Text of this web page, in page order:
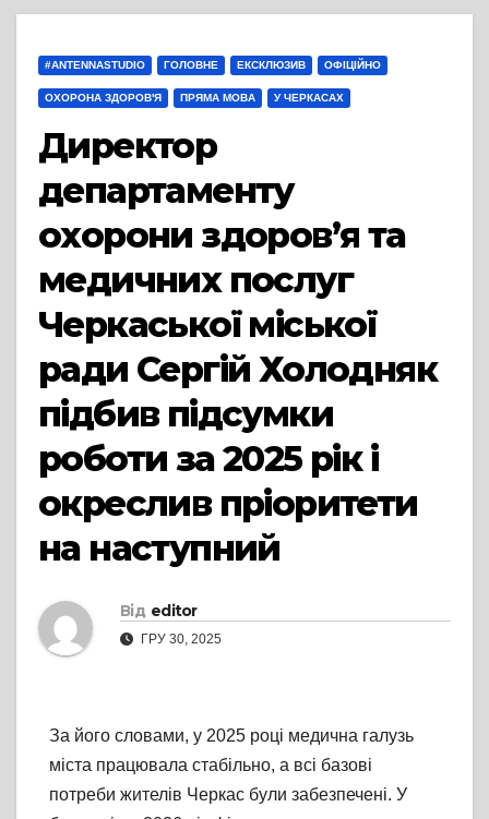
#ANTENNASTUDIO ГОЛОВНЕ ЕКСКЛЮЗИВ ОФІЦІЙНО
ОХОРОНА ЗДОРОВ'Я ПРЯМА МОВА У ЧЕРКАСАХ
Директор
департаменту
охорони здоров’я та
медичних послуг
Черкаської міської
ради Сергій Холодняк
підбив підсумки
роботи за 2025 рік і
окреслив пріоритети
на наступний
Від editor
ГРУ 30, 2025
За його словами, у 2025 році медична галузь
міста працювала стабільно, а всі базові
потреби жителів Черкас були забезпечені. У